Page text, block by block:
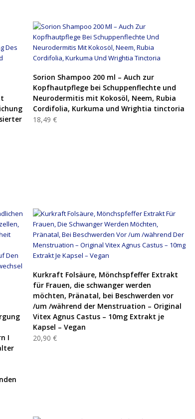
PRODUKT KAUFEN
Sorion Shampoo 200 ml – Auch zur
Kopfhautpflege bei Schuppenflechte und
Neurodermitis mit Kokosöl, Neem, Rubia
Cordifolia, Kurkuma und Wrightia tinctoria
18,49 €
I
PRODUKT KAUFEN
Kurkraft Folsäure, Mönchspfeffer Extrakt
für Frauen, die schwanger werden
möchten, Pränatal, bei Beschwerden vor
/um /während der Menstruation – Original
Vitex Agnus Castus – 10mg Extrakt je
Kapsel – Vegan
20,90 €